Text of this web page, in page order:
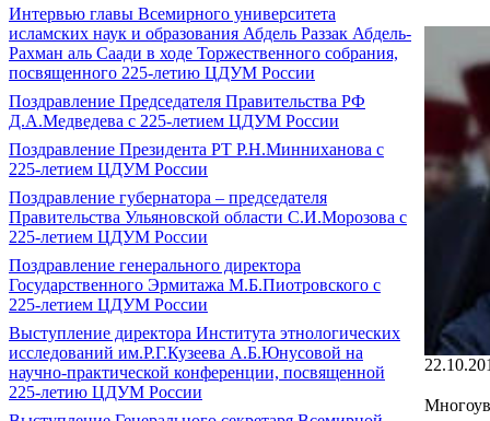
Интервью главы Всемирного университета
исламских наук и образования Абдель Раззак Абдель-
Рахман аль Саади в ходе Торжественного собрания,
посвященного 225-летию ЦДУМ России
Поздравление Председателя Правительства РФ
Д.А.Медведева с 225-летием ЦДУМ России
Поздравление Президента РТ Р.Н.Минниханова с
225-летием ЦДУМ России
Поздравление губернатора ‒ председателя
Правительства Ульяновской области С.И.Морозова с
225-летием ЦДУМ России
Поздравление генерального директора
Государственного Эрмитажа М.Б.Пиотровского с
225-летием ЦДУМ России
Выступление директора Института этнологических
исследований им.Р.Г.Кузеева А.Б.Юнусовой на
научно-практической конференции, посвященной
225-летию ЦДУМ России